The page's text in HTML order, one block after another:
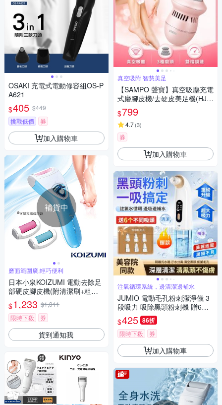
OSAKI 充電式電動修容組OS-P
A621
$405 $449
挑戰低價
券
加入購物車
補貨中
磨面範圍廣,輕巧便利
日本小泉KOIZUMI 電動去除足
部硬皮腳皮機(附清潔刷+粗磨
頭+細磨頭)-藍色
$1,233 $1,311
限時下殺
券
貨到通知我
真空吸附 智慧美足
【SAMPO 聲寶】真空吸塵充電
式磨腳皮機/去硬皮美足機(HJ-Z
21U2FL)
$799
4.7(3)
券
加入購物車
注氧循環系統，邊清潔邊補水
JUMIO 電動毛孔粉刺潔淨儀 3
段吸力 吸除黑頭粉刺機 贈6個
吸頭 交換禮物
$425 86折
限時下殺 券
加入購物車